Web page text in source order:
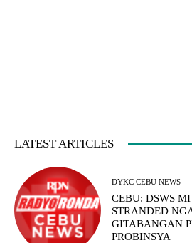
LATEST ARTICLES
DYKC CEBU NEWS
CEBU: DSWS
STRANDED
GITABANGAN
PROBINSYA